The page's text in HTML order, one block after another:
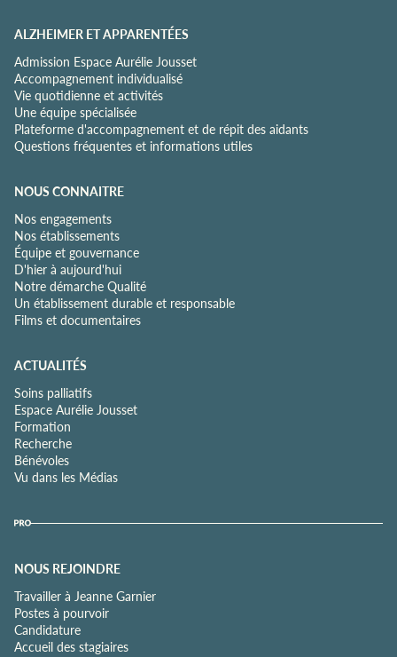
ALZHEIMER ET APPARENTÉES
Admission Espace Aurélie Jousset
Accompagnement individualisé
Vie quotidienne et activités
Une équipe spécialisée
Plateforme d'accompagnement et de répit des aidants
Questions fréquentes et informations utiles
NOUS CONNAITRE
Nos engagements
Nos établissements
Équipe et gouvernance
D'hier à aujourd'hui
Notre démarche Qualité
Un établissement durable et responsable
Films et documentaires
ACTUALITÉS
Soins palliatifs
Espace Aurélie Jousset
Formation
Recherche
Bénévoles
Vu dans les Médias
NOUS REJOINDRE
Travailler à Jeanne Garnier
Postes à pourvoir
Candidature
Accueil des stagiaires